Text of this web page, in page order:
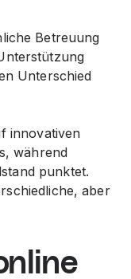
Betreuung
Unterschied
innovativen
während
punktet.
aber